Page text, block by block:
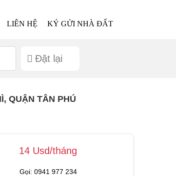
LIÊN HỆ
KÝ GỬI NHÀ ĐẤT
Đặt lại
QUẬN TÂN PHÚ
14 Usd/tháng
Gọi: 0941 977 234